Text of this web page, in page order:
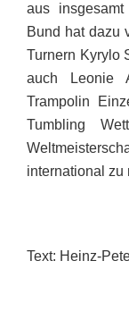
aus
Bund hat dazu
Turnern Kyrylo
auch Leonie
Trampolin
Tumbling
international zu
Text: Heinz-